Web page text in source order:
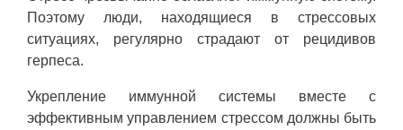
Поэтому люди, находящиеся в стрессовых
ситуациях, регулярно страдают от рецидивов
герпеса.
Укрепление иммунной системы вместе с
эффективным управлением стрессом должны быть